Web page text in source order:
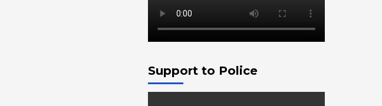
Support to Police